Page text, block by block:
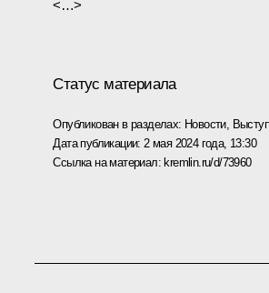
<…>
Статус материала
Опубликован в разделах: Новости,
Дата публикации: 2 мая 2024 года, 13:30
Ссылка на материал: kremlin.ru/d/73960